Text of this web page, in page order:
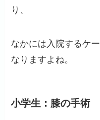
り、
なかには入院するケ
なりますよね。
小学生：膝の手術